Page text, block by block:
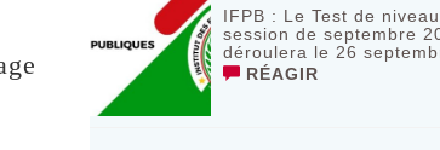
IFPB : Le Test de
session de septembre
déroulera le 26
RÉAGIR